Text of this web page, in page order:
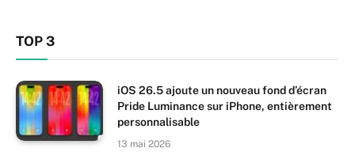
TOP 3
iOS 26.5 ajoute un nouveau fond d’écran
Pride Luminance sur iPhone, entièrement
personnalisable
13 mai 2026